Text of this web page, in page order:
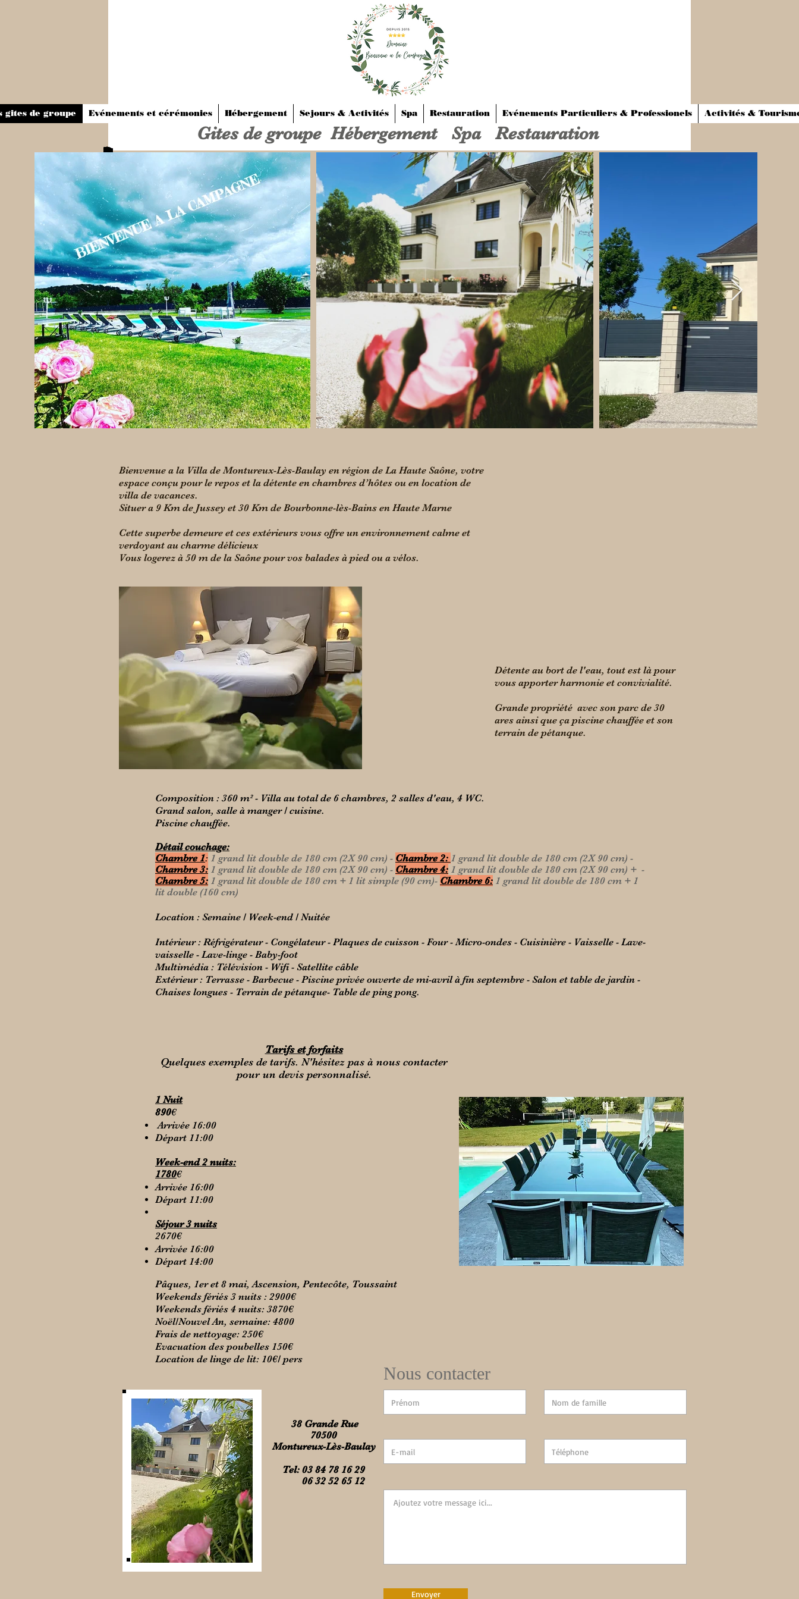
gites de groupe Evénements et cérémonies Hébergement Sejours & Activités Spa Restauration Evénements Particuliers & Professionels Activités &
Gites de groupe Hébergement Spa Restauration
Bienvenue a la Villa de Montureux-Lès-Baulay en région de La Haute Saône, votre
espace conçu pour le repos et la détente en chambres d’hôtes ou en location de
villa de vacances.
Situer a 9 Km de Jussey et 30 Km de Bourbonne-lès-Bains en Haute Marne
Cette superbe demeure et ces extérieurs vous offre un environnement calme et
verdoyant au charme délicieux
Vous logerez à 50 m de la Saône pour vos balades à pied ou a vélos.
Détente au bort de l'eau, tout est là pour
vous apporter harmonie et convivialité.
Grande propriété avec son parc de 30
ares ainsi que ça piscine chauffée et son
terrain de pétanque.
Composition : 360 m² - Villa au total de 6 chambres, 2 salles d'eau, 4 WC.
Grand salon, salle à manger / cuisine.
Piscine chauffée.
Détail couchage:
Chambre 1: 1 grand lit double de 180 cm (2X 90 cm) - Chambre 2: 1 grand lit double de 180 cm (2X 90 cm) -
Chambre 3: 1 grand lit double de 180 cm (2X 90 cm) - Chambre 4: 1 grand lit double de 180 cm (2X 90 cm) + -
Chambre 5: 1 grand lit double de 180 cm + 1 lit simple (90 cm)- Chambre 6: 1 grand lit double de 180 cm + 1
lit double (160 cm)
Location : Semaine / Week-end / Nuitée
Intérieur : Réfrigérateur - Congélateur - Plaques de cuisson - Four - Micro-ondes - Cuisinière - Vaisselle - Lave-
vaisselle - Lave-linge - Baby-foot
Multimédia : Télévision - Wifi - Satellite câble
Extérieur : Terrasse - Barbecue - Piscine privée ouverte de mi-avril à fin septembre - Salon et table de jardin -
Chaises longues - Terrain de pétanque- Table de ping pong.
Tarifs et forfaits
Quelques exemples de tarifs. N'hésitez pas à nous contacter
pour un devis personnalisé.
1 Nuit
890€
Arrivée 16:00
Départ 11:00
Week-end 2 nuits:
1780€
Arrivée 16:00
Départ 11:00
Séjour 3 nuits
2670€
Arrivée 16:00
Départ 14:00
Pâques, 1er et 8 mai, Ascension, Pentecôte, Toussaint
Weekends fériés 3 nuits : 2900€
Weekends fériés 4 nuits: 3870€
Noël/Nouvel An, semaine: 4800
Frais de nettoyage: 250€
Evacuation des poubelles 150€
Location de linge de lit: 10€/ pers
Nous contacter
Envoyer
38 Grande Rue
70500
Montureux-Lès-Baulay
Tel: 03 84 78 16 29
06 32 52 65 12